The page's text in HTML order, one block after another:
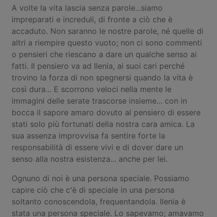
A volte la vita lascia senza parole...siamo
impreparati e increduli, di fronte a ciò che è
accaduto. Non saranno le nostre parole, né quelle di
altri a riempire questo vuoto; non ci sono commenti
o pensieri che riescano a dare un qualche senso ai
fatti. Il pensiero va ad Ilenia, ai suoi cari perché
trovino la forza di non spegnersi quando la vita è
così dura... E scorrono veloci nella mente le
immagini delle serate trascorse insieme... con in
bocca il sapore amaro dovuto al pensiero di essere
stati solo più fortunati della nostra cara amica. La
sua assenza improvvisa fa sentire forte la
responsabilità di essere vivi e di dover dare un
senso alla nostra esistenza... anche per lei.
Ognuno di noi è una persona speciale. Possiamo
capire ciò che c'è di speciale in una persona
soltanto conoscendola, frequentandola. Ilenia è
stata una persona speciale. Lo sapevamo; amavamo